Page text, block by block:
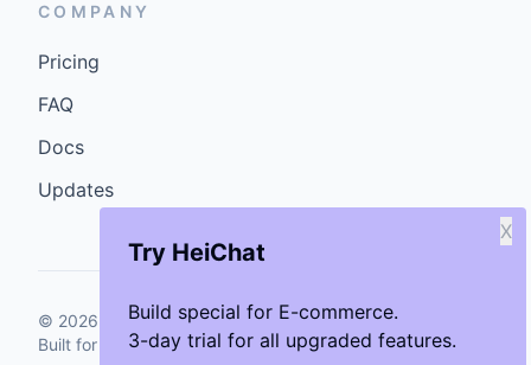
Try HeiChat
Build special for E-commerce.
3-day trial for all upgraded features.
X
COMPANY
Pricing
FAQ
Docs
Updates
© 2026 GenCybers Inc. All rights reserved.
Built for storefronts that want faster answers and cleaner